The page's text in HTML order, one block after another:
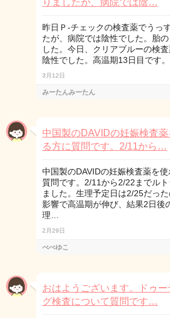
りましたが、病院では陰…
昨日Ｐ-チェックの検査薬でうっ
たが、病院では陰性でした。胎
した。今日、クリアブルーの検
陰性でした。高温期13日目です
3月12日
みーたんみーたん
中国製のDAVIDの妊娠検査
る方に質問です。2/11から…
中国製のDAVIDの妊娠検査薬を
質問です。2/11から2/22までル
ました。生理予定日は2/25だっ
影響で高温期が伸び、結果2日後
理…
2月29日
べべゆこ
おはようございます。ドゥ
グ検査について質問です…